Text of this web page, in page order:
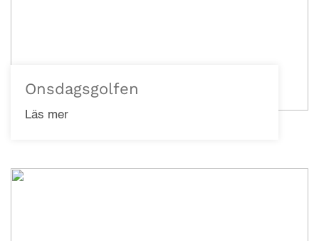
Onsdagsgolfen
Läs mer